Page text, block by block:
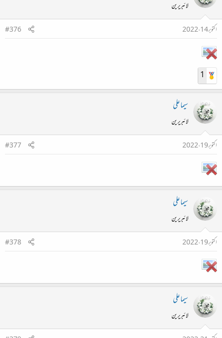
لائبریرین
اکتوبر 14، 2022
#376
1
سیما علی
لائبریرین
اکتوبر 19، 2022
#377
سیما علی
لائبریرین
اکتوبر 19، 2022
#378
سیما علی
لائبریرین